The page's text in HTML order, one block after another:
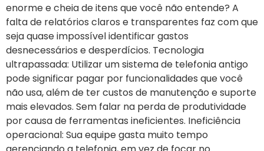
enorme e cheia de itens que você não entende? A
falta de relatórios claros e transparentes faz com que
seja quase impossível identificar gastos
desnecessários e desperdícios. Tecnologia
ultrapassada: Utilizar um sistema de telefonia antigo
pode significar pagar por funcionalidades que você
não usa, além de ter custos de manutenção e suporte
mais elevados. Sem falar na perda de produtividade
por causa de ferramentas ineficientes. Ineficiência
operacional: Sua equipe gasta muito tempo